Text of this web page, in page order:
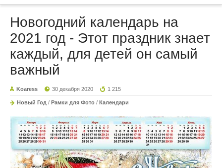
Новогодний календарь на
2021 год - Этот праздник знает
каждый, для детей он самый
важный
Koaress 30 декабря 2020 1 215
Новый Год / Рамки для Фото / Календари